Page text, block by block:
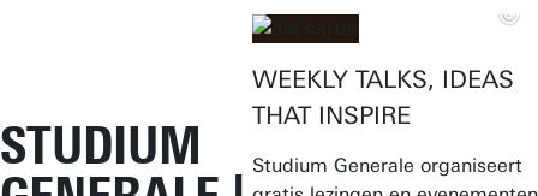
STUDIUM
WEEKLY TALKS, IDEAS
THAT INSPIRE
Studium Generale organiseert